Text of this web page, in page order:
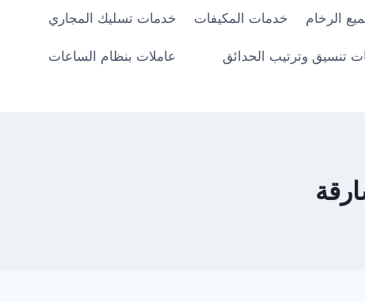
الرخام خدمات المكيفات خدمات تسليك المجاري
تنسيق وترتيب الحدائق عاملات بنظام الساعات